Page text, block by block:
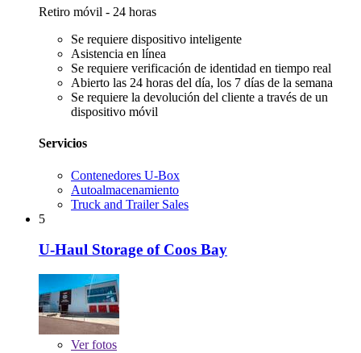
Retiro móvil - 24 horas
Se requiere dispositivo inteligente
Asistencia en línea
Se requiere verificación de identidad en tiempo real
Abierto las 24 horas del día, los 7 días de la semana
Se requiere la devolución del cliente a través de un
dispositivo móvil
Servicios
Contenedores U-Box
Autoalmacenamiento
Truck and Trailer Sales
5
U-Haul Storage of Coos Bay
Verfotos